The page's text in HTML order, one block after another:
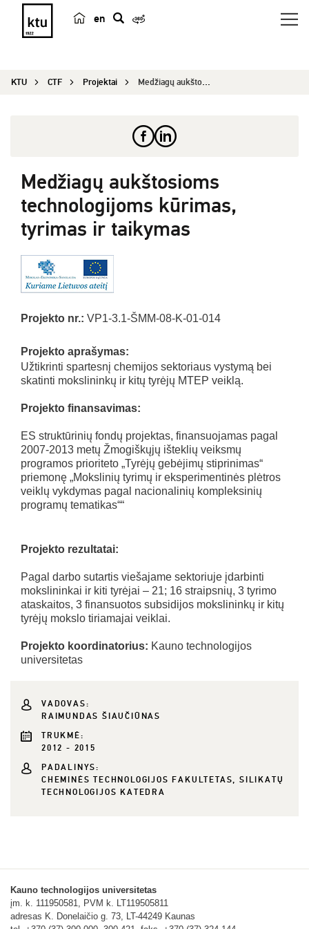
en
e
KTU CTF Projektai Medžiagų aukštosioms technologijoms kūrimas, tyr...
Medžiagų aukštosioms
technologijoms kūrimas,
tyrimas ir taikymas
Projekto nr.: VP1-3.1-ŠMM-08-K-01-014
Projekto aprašymas:
Užtikrinti spartesnį chemijos sektoriaus vystymą bei
skatinti mokslininkų ir kitų tyrėjų MTEP veiklą.
Projekto finansavimas:
ES struktūrinių fondų projektas, finansuojamas pagal
2007-2013 metų Žmogiškųjų išteklių veiksmų
programos prioriteto „Tyrėjų gebėjimų stiprinimas“
priemonę „Mokslinių tyrimų ir eksperimentinės plėtros
veiklų vykdymas pagal nacionalinių kompleksinių
programų tematikas““
Projekto rezultatai:
Pagal darbo sutartis viešajame sektoriuje įdarbinti
mokslininkai ir kiti tyrėjai – 21; 16 straipsnių, 3 tyrimo
ataskaitos, 3 finansuotos subsidijos mokslininkų ir kitų
tyrėjų mokslo tiriamajai veiklai.
Projekto koordinatorius: Kauno technologijos
universitetas
VADOVAS:
RAIMUNDAS ŠIAUČIŪNAS
TRUKMĖ:
2012 - 2015
PADALINYS:
CHEMINĖS TECHNOLOGIJOS FAKULTETAS, SILIKATŲ
TECHNOLOGIJOS KATEDRA
Kauno technologijos universitetas
įm. k. 111950581, PVM k. LT119505811
adresas K. Donelaičio g. 73, LT-44249 Kaunas